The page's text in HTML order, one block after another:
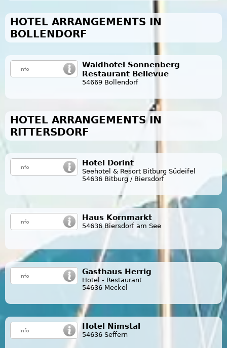
HOTEL ARRANGEMENTS IN
BOLLENDORF
Waldhotel Sonnenberg
Restaurant Bellevue
54669 Bollendorf
HOTEL ARRANGEMENTS IN
RITTERSDORF
Hotel Dorint
Seehotel & Resort Bitburg Südeifel
54636 Bitburg / Biersdorf
Haus Kornmarkt
54636 Biersdorf am See
Gasthaus Herrig
Hotel - Restaurant
54636 Meckel
Hotel Nimstal
54636 Seffern